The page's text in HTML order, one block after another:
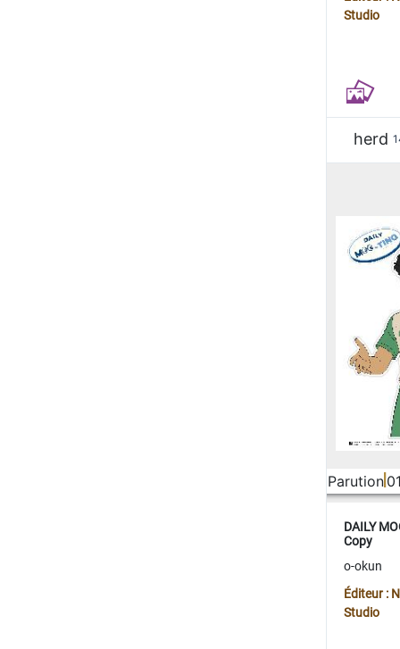
Studio
herd
Parution
DAILY
Copy
o-okun
Éditeur :
Studio